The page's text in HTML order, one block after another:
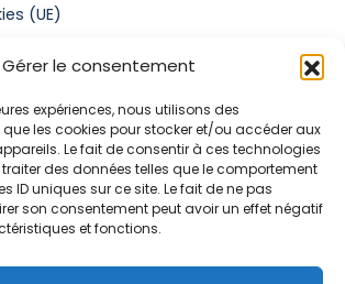
Gérer le consentement
expériences, nous utilisons des
les cookies pour stocker et/ou accéder aux
Le fait de consentir à ces technologies
des données telles que le comportement
ID uniques sur ce site. Le fait de ne pas
son consentement peut avoir un effet négatif
et fonctions.
(UE)
de vente
Down